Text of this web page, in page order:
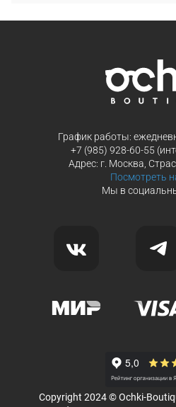
График работы:
+7 (985) 928-60-55
Адрес: г. Москва,
Посмотреть
Мы в
Copyright 2024 © Ochki-